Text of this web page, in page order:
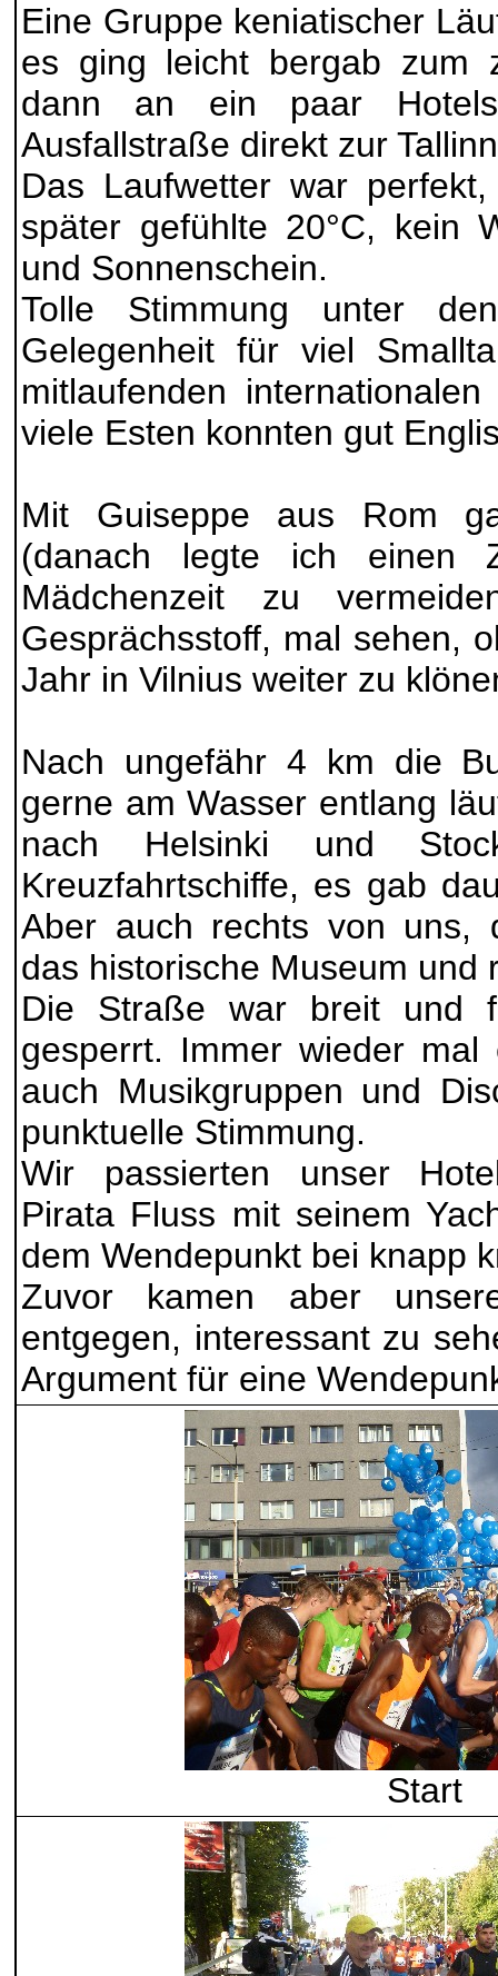
Eine Gruppe keniatischer
es ging leicht bergab zum
dann an ein paar
Ausfallstraße direkt zur
Das Laufwetter war
später gefühlte 20°C, kein
und Sonnenschein.
Tolle Stimmung unter
Gelegenheit für viel
mitlaufenden
viele Esten konnten gut
Mit Guiseppe aus Rom
(danach legte ich einen
Mädchenzeit zu
Gesprächsstoff, mal sehen,
Jahr in Vilnius weiter zu
Nach ungefähr 4 km die
gerne am Wasser entlang
nach Helsinki und
Kreuzfahrtschiffe, es gab
Aber auch rechts von uns,
das historische Museum und
Die Straße war breit und
gesperrt. Immer wieder mal
auch Musikgruppen und
punktuelle Stimmung.
Wir passierten unser
Pirata Fluss mit seinem
dem Wendepunkt bei knapp
Zuvor kamen aber
entgegen, interessant zu
Argument für eine
Start